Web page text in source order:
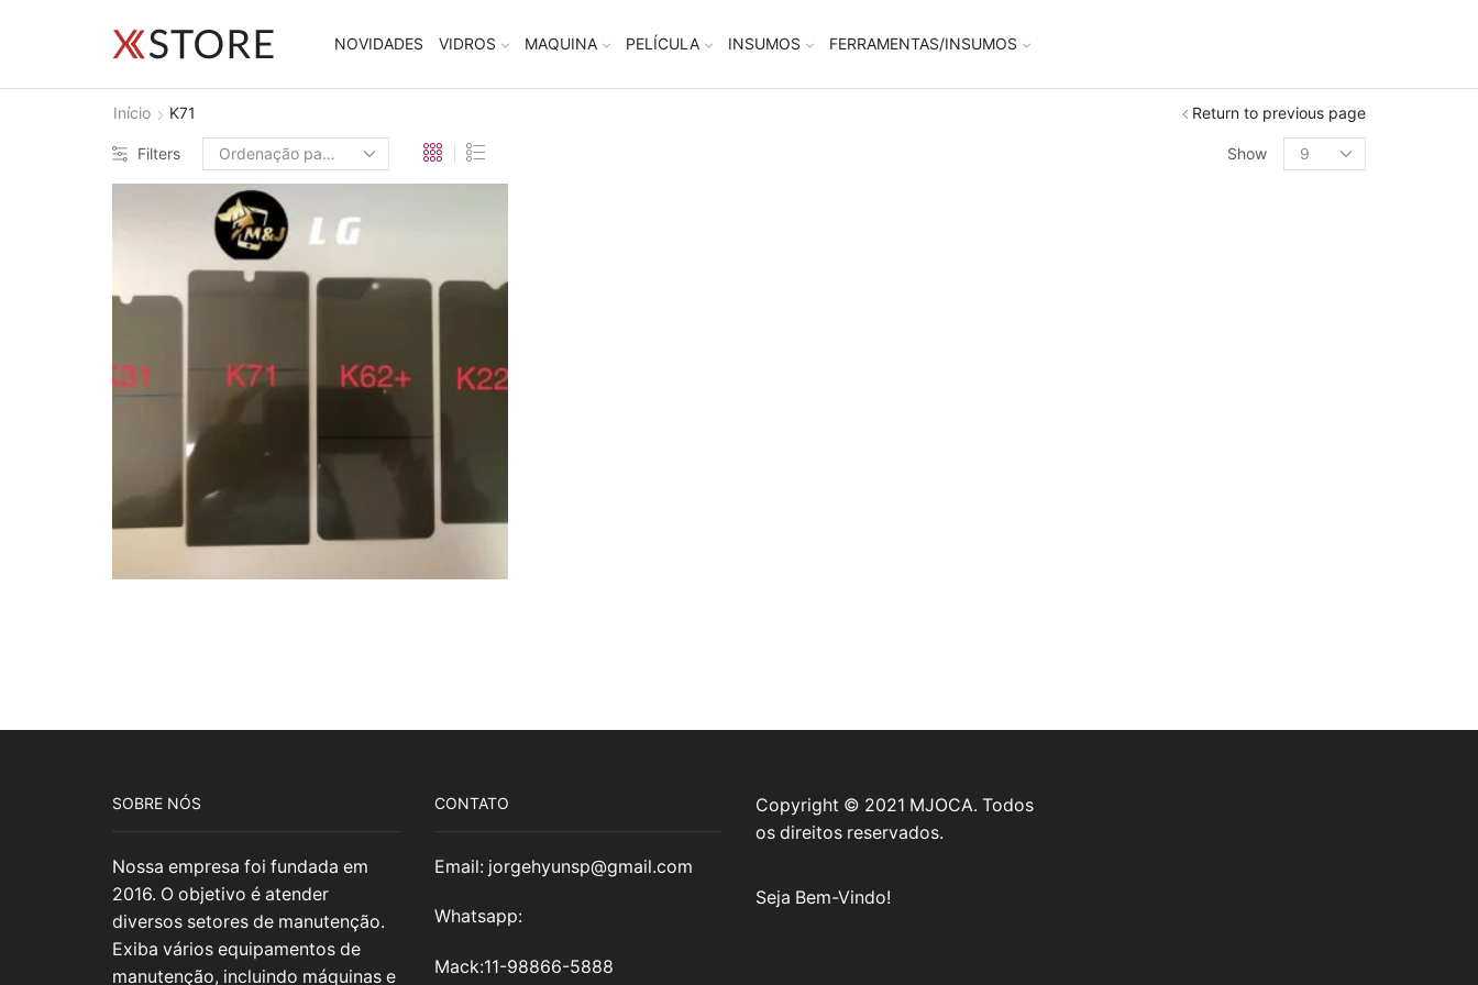
NOVIDADES VIDROS MAQUINA PELÍCULA INSUMOS FERRAMENTAS/INSUMOS
Início K71 Return to previous page
Filters Show
SOBRE NÓS
Nossa empresa foi fundada em
2016. O objetivo é atender
diversos setores de manutenção.
Exiba vários equipamentos de
manutenção, incluindo máquinas e
CONTATO
Email: jorgehyunsp@gmail.com
Whatsapp:
Mack:11-98866-5888
Copyright © 2021 MJOCA. Todos
os direitos reservados.
Seja Bem-Vindo!